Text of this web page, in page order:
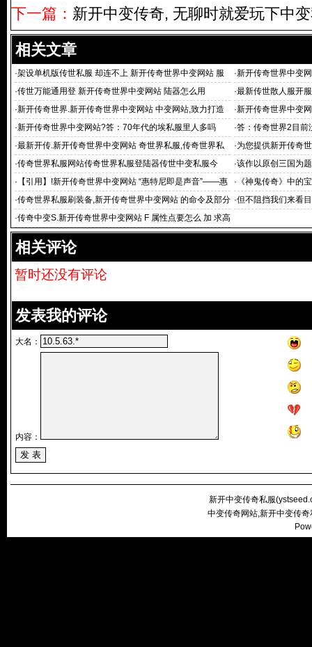
下一篇： 新开中变传奇, 无聊时就爱玩下中
相关文章
·架设单机版传世私服 却连不上 新开传奇世界中变网站 服
务器 求大侠帮忙
·新开传奇世界中变
7）处提
·传世万能通用登 新开传奇世界中变网站 陆器怎么用 ·最新传世散人服开
·新开传奇世界.新开传奇世界中变网站 中变网站,致力打造
最大最全的
·新开传奇世界中变
中变网站 相
·新开传奇世界中变网站?答：70年代的埃私服里人多吗 ·答：传奇世界2目前
·最新开传.新开传奇世界中变网站 奇世界私服,传奇世界私
服发布网
·为您提供新开传奇
·传奇世界私服网站传奇世界私服登陆器传世中变私服今 ·该作以原创三国为
· 【引用】!新开传奇世界中变网站 “惠特尼即是声音”——惠 · 《神鬼传奇》中的
·传奇世界私服刷装备,新开传奇世界中变网站 的命令及部分
代码
·但不阻挡我们来看
·传奇中变S.新开传奇世界中变网站 F 属性点要怎么 加 求高
手`~!
相关评论
暂时还没有评论
发表我的评论
大名：
内容：
新开中变传奇私服(
中变传奇网站,新开中变传